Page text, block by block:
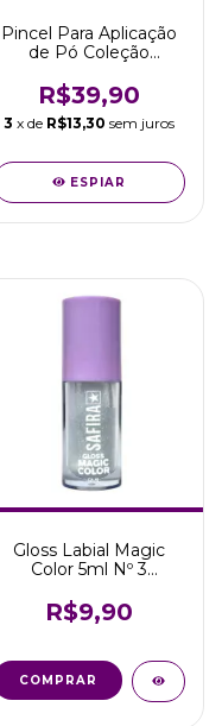
Pincel Para Aplicação
de Pó Coleção
R$39,90
3 x de R$13,30 sem juros
ESPIAR
Gloss Labial Magic
Color 5ml Nº 3
Safira
R$9,90
COMPRAR